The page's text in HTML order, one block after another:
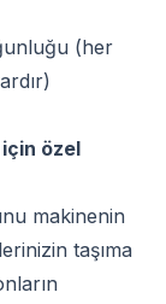
(her
özel
makinenin
taşıma